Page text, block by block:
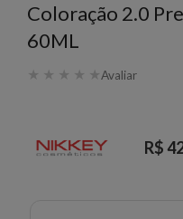
Coloração 2.0
60ML
★ ★ ★ ★ ★Avaliar
R$